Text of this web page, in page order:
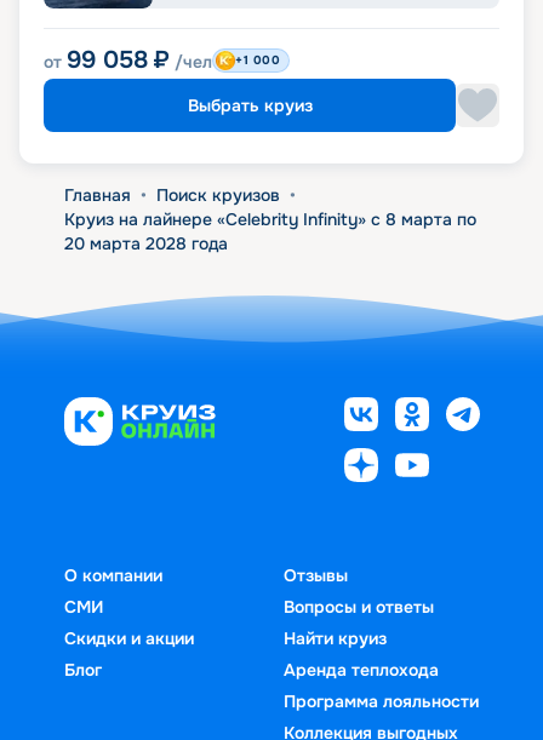
от 99 058 ₽ /чел +1 000
Выбрать круиз
Главная • Поиск круизов •
Круиз на лайнере «Celebrity Infinity» с 8 марта по
20 марта 2028 года
О компании
СМИ
Скидки и акции
Блог
Отзывы
Вопросы и ответы
Найти круиз
Аренда теплохода
Программа лояльности
Коллекция выгодных